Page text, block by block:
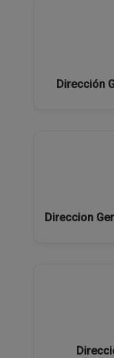
Dirección
Direccion